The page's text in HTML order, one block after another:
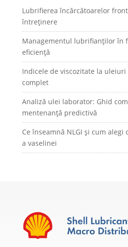
Lubrifierea încărcătoarelor
întreținere
Managementul lubrifianților în
eficiență
Indicele de viscozitate la
complet
Analiză ulei laborator: Ghid
mentenanță predictivă
Ce înseamnă NLGI și cum
a vaselinei